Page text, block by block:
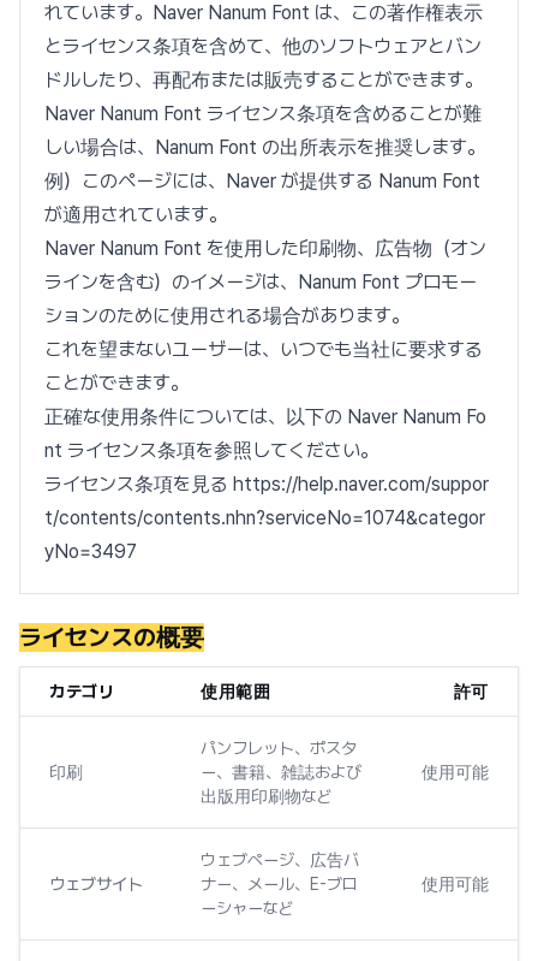
れています。Naver Nanum Font は、この著作権表示
とライセンス条項を含めて、他のソフトウェアとバン
ドルしたり、再配布または販売することができます。
Naver Nanum Font ライセンス条項を含めることが難
しい場合は、Nanum Font の出所表示を推奨します。
例）このページには、Naver が提供する Nanum Font
が適用されています。
Naver Nanum Font を使用した印刷物、広告物（オン
ラインを含む）のイメージは、Nanum Font プロモー
ションのために使用される場合があります。
これを望まないユーザーは、いつでも当社に要求する
ことができます。
正確な使用条件については、以下の Naver Nanum Fo
nt ライセンス条項を参照してください。
ライセンス条項を見る https://help.naver.com/suppor
t/contents/contents.nhn?serviceNo=1074&categor
yNo=3497
ライセンスの概要
カテゴリ 使用範囲 許可
印刷
パンフレット、ポスタ
ー、書籍、雑誌および
出版用印刷物など
使用可能
ウェブサイト
ウェブページ、広告バ
ナー、メール、E-ブロ
ーシャーなど
使用可能